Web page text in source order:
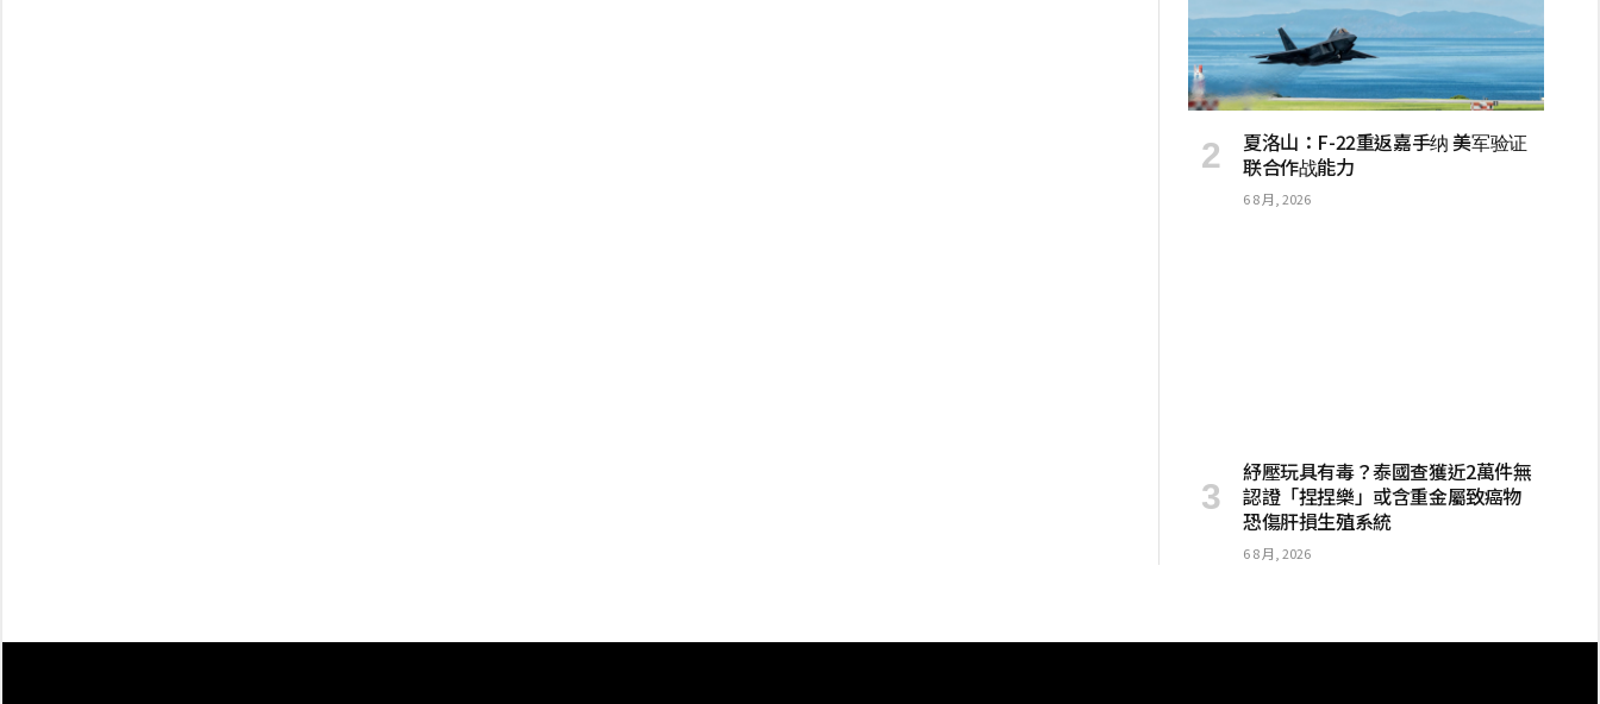
夏洛山：F-22重返嘉手纳 美军验证
联合作战能力
6 8 月, 2026
紓壓玩具有毒？泰國查獲近2萬件無
認證「捏捏樂」或含重金屬致癌物
恐傷肝損生殖系統
6 8 月, 2026